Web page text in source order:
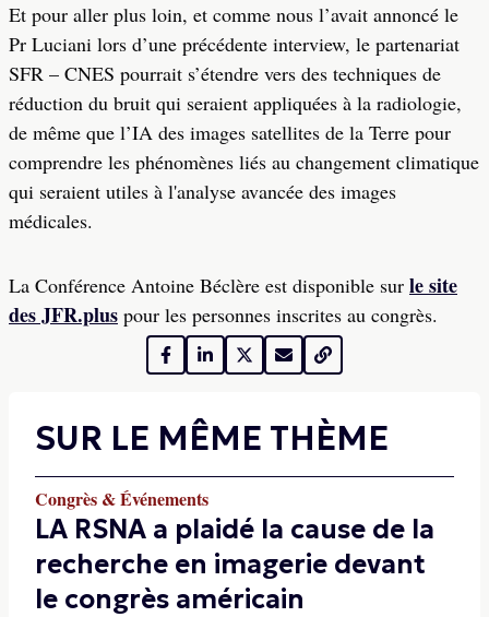
Et pour aller plus loin, et comme nous l’avait annoncé le
Pr Luciani lors d’une précédente interview, le partenariat
SFR – CNES pourrait s’étendre vers des techniques de
réduction du bruit qui seraient appliquées à la radiologie,
de même que l’IA des images satellites de la Terre pour
comprendre les phénomènes liés au changement climatique
qui seraient utiles à l'analyse avancée des images
médicales.
La Conférence Antoine Béclère est disponible sur le site
des JFR.plus pour les personnes inscrites au congrès.
SUR LE MÊME THÈME
Congrès & Événements
LA RSNA a plaidé la cause de la
recherche en imagerie devant
le congrès américain